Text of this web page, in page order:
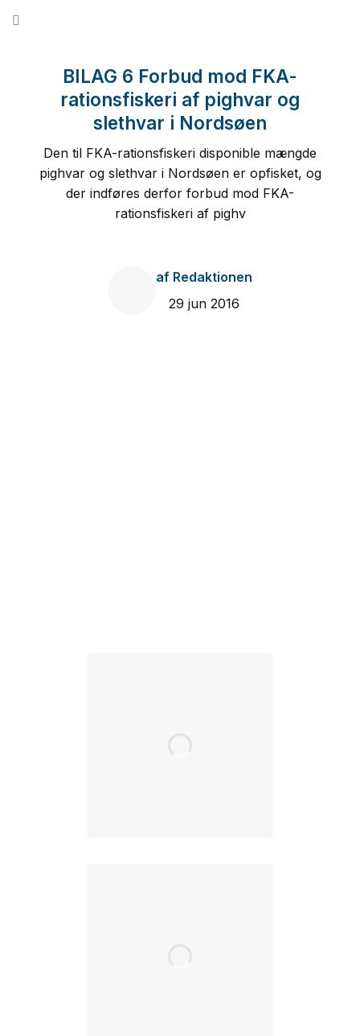
BILAG 6 Forbud mod FKA-
rationsfiskeri af pighvar og
slethvar i Nordsøen
Den til FKA-rationsfiskeri disponible mængde
pighvar og slethvar i Nordsøen er opfisket, og
der indføres derfor forbud mod FKA-
rationsfiskeri af pighv
af Redaktionen
29 jun 2016